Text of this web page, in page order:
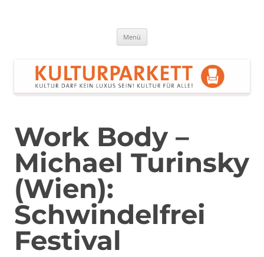
Menü
Work Body –
Michael Turinsky
(Wien):
Schwindelfrei
Festival